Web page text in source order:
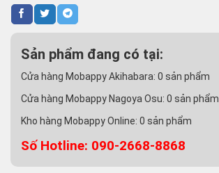
Sản phẩm đang có tại:
Cửa hàng Mobappy Akihabara: 0 sản phẩm
Cửa hàng Mobappy Nagoya Osu: 0 sản phẩm
Kho hàng Mobappy Online: 0 sản phẩm
Số Hotline: 090-2668-8868